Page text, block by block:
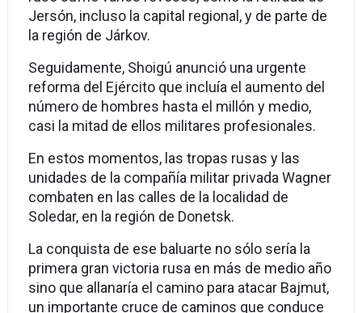
Jersón, incluso la capital regional, y de parte de
la región de Járkov.
Seguidamente, Shoigú anunció una urgente
reforma del Ejército que incluía el aumento del
número de hombres hasta el millón y medio,
casi la mitad de ellos militares profesionales.
En estos momentos, las tropas rusas y las
unidades de la compañía militar privada Wagner
combaten en las calles de la localidad de
Soledar, en la región de Donetsk.
La conquista de ese baluarte no sólo sería la
primera gran victoria rusa en más de medio año
sino que allanaría el camino para atacar Bajmut,
un importante cruce de caminos que conduce